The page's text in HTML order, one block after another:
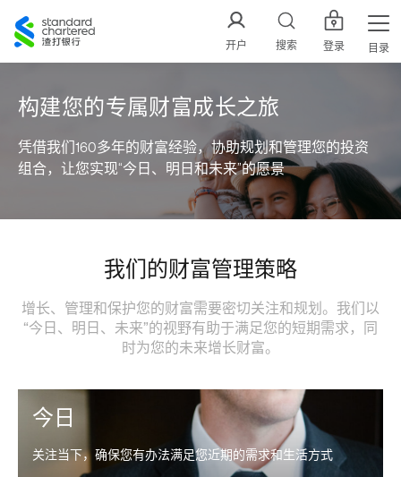
渣
打
中
开户 搜索 登录 目录
构建您的专属财富成长之旅
凭借我们160多年的财富经验，协助规划和管理您的投资
组合，让您实现“今日、明日和未来”的愿景
我们的财富管理策略
增长、管理和保护您的财富需要密切关注和规划。我们以
“今日、明日、未来”的视野有助于满足您的短期需求，同
时为您的未来增长财富。
今日
关注当下，确保您有办法满足您近期的需求和生活方式